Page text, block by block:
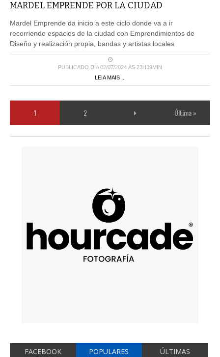
MARDEL EMPRENDE POR LA CIUDAD
Mardel Emprende da inicio a este ciclo donde va a ir
recorriendo espacios de la ciudad con Emprendimientos de
Diseño y realización propia, bandas y artistas locales
PUBLICADO DIA 02/07/2024 ÀS 23H39MIN
LEIA MAIS ...
1 2 Última »
FACEBOOK POPULARES ÚLTIMAS